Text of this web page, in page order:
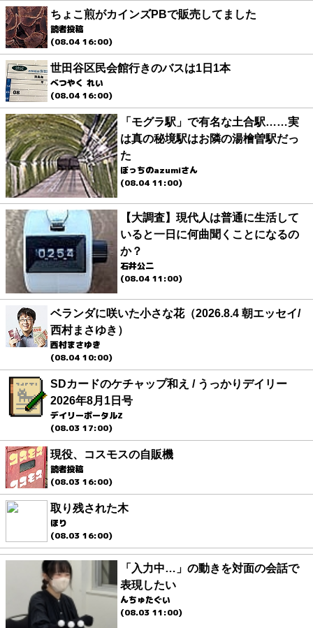
ちょこ煎がカインズPBで販売してました
読者投稿
(08.04 16:00)
世田谷区民会館行きのバスは1日1本
べつやく れい
(08.04 16:00)
「モグラ駅」で有名な土合駅……実
は真の秘境駅はお隣の湯檜曽駅だっ
た
ぼっちのazumiさん
(08.04 11:00)
【大調査】現代人は普通に生活して
いると一日に何曲聞くことになるの
か？
石井公二
(08.04 11:00)
ベランダに咲いた小さな花（2026.8.4 朝エッセイ/
西村まさゆき）
西村まさゆき
(08.04 10:00)
SDカードのケチャップ和え / うっかりデイリー
2026年8月1日号
デイリーポータルZ
(08.03 17:00)
現役、コスモスの自販機
読者投稿
(08.03 16:00)
取り残された木
ほり
(08.03 16:00)
「入力中…」の動きを対面の会話で
表現したい
んちゅたぐい
(08.03 11:00)